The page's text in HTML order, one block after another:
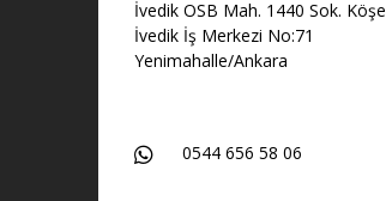
İvedik OSB Mah. 1440 Sok. Köşe
İvedik İş Merkezi No:71
Yenimahalle/Ankara
0544 656 58 06